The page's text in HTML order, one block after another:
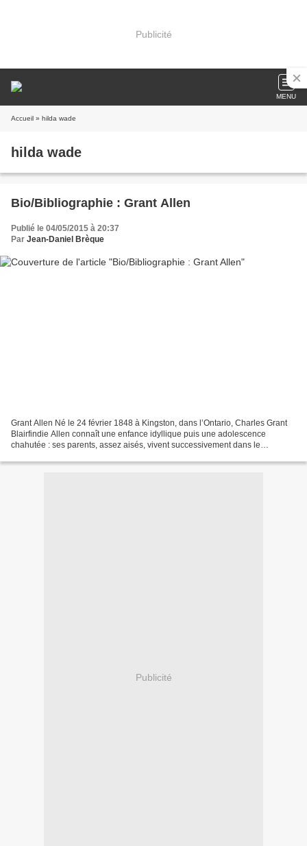
Publicité
MENU
Accueil » hilda wade
hilda wade
Bio/Bibliographie : Grant Allen
Publié le 04/05/2015 à 20:37
Par Jean-Daniel Brèque
Grant Allen Né le 24 février 1848 à Kingston, dans l’Ontario, Charles Grant
Blairfindie Allen connaît une enfance idyllique puis une adolescence
chahutée : ses parents, assez aisés, vivent successivement dans le
Publicité